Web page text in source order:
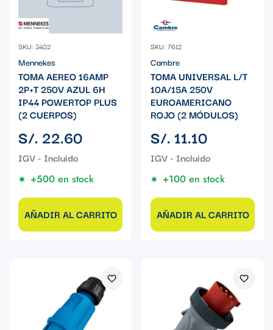
SKU: 3402
Mennekes
TOMA AEREO 16AMP
2P+T 250V AZUL 6H
IP44 POWERTOP PLUS
(2 CUERPOS)
Precio
regular
S/. 22.60
+500 en stock
AÑADIR AL CARRITO
SKU: 7612
Cambre
TOMA UNIVERSAL L/T
10A/15A 250V
EUROAMERICANO
ROJO (2 MÓDULOS)
Precio
regular
S/. 11.10
+100 en stock
AÑADIR AL CARRITO